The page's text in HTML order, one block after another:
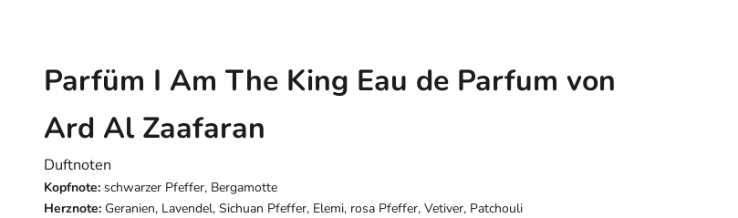
Parfüm I Am The King Eau de Parfum von
Ard Al Zaafaran
Duftnoten
Kopfnote: schwarzer Pfeffer, Bergamotte
Herznote: Geranien, Lavendel, Sichuan Pfeffer, Elemi, rosa Pfeffer, Vetiver, Patchouli